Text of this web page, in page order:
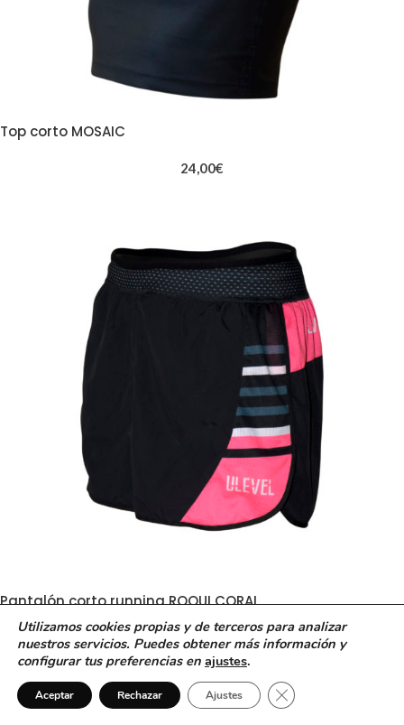
Top corto MOSAIC
24,00€
Pantalón corto running ROQUI CORAL
34,00€
Utilizamos cookies propias y de terceros para analizar
nuestros servicios. Puedes obtener más información y
configurar tus preferencias en ajustes.
Aceptar Rechazar Ajustes Cerrar el banner de
¿Necesitas ayuda?